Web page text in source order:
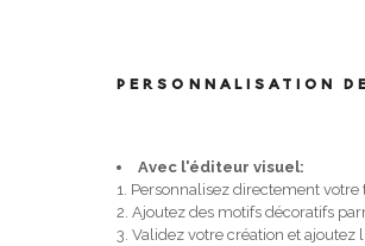
PERSONNALISATION
Avec l'éditeur visuel:
1. Personnalisez directement
2. Ajoutez des motifs décoratifs
3. Validez votre création et ajoutez